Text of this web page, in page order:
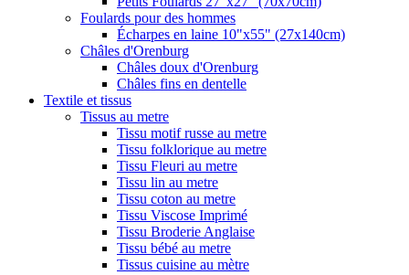
Foulards pour des hommes
Écharpes en laine 10"x55" (27x140cm)
Châles d'Orenburg
Châles doux d'Orenburg
Châles fins en dentelle
Textile et tissus
Tissus au metre
Tissu motif russe au metre
Tissu folklorique au metre
Tissu Fleuri au metre
Tissu lin au metre
Tissu coton au metre
Tissu Viscose Imprimé
Tissu Broderie Anglaise
Tissu bébé au metre
Tissus cuisine au mètre